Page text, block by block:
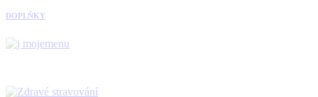
DOPLŇKY